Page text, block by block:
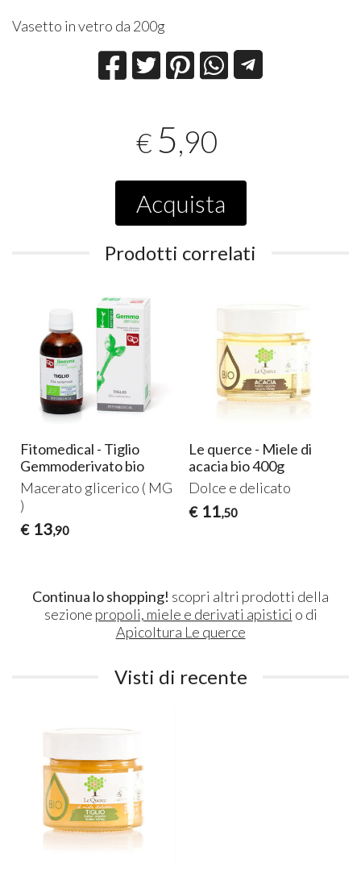
Vasetto in vetro da 200g
€ 5,90
Acquista
Prodotti correlati
Fitomedical - Tiglio
Gemmoderivato bio
Macerato glicerico ( MG
)
€ 13,90
Le querce - Miele di
acacia bio 400g
Dolce e delicato
€ 11,50
Continua lo shopping! scopri altri prodotti della
sezione propoli, miele e derivati apistici o di
Apicoltura Le querce
Visti di recente